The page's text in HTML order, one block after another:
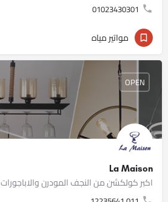
01023430301
مواتير مياه
La Maison
اكبر كولكشن من النجف المودرن والاباجورات
OPEN